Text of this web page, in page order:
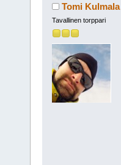
Tomi Kulmala
Tavallinen torppari